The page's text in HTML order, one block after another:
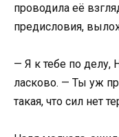
проводила её
предисловия,
— Я к тебе по делу,
ласково. — Ты уж
такая, что сил нет